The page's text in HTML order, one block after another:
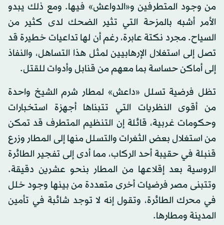
من وجود المتطرفين و«الدواعش» فيها. ومع ذلك يبدو
الأمر أشبه بالمزحة التي تثير الضحك لدى كثير من
السياح. مجرد نكتة عابرة، رغم أن لها تداعيات خطيرة قد
تصل إلى استغلال الإرهابيين لمثل هذا التساهل، والنفاذ
إلى أماكن حساسة بما معهم من قنابل وأدوات للقتل.
تظل فرضية تسلل «داعش» لمطار شرم الشيخ واحدة
من أقوى النظريات التي تتبناها أجهزة استخبارات
وحكومات غربية، قائلة إن التنظيم المتطرف قد تمكن
من استغلال بعض الثغرات والتسلل منها إلى المطار وزرع
قنبلة في حقيبة أحد الركاب، مما أدى إلى تفجير الطائرة
الروسية بعد إقلاعها من المطار بنحو عشرين دقيقة.
وتتبنى مصر فرضيات أخرى متعددة من بينها وجود خلل
في محرك الطائرة، وتقول إنه لا توجد شائبة في تأمين
المدينة ومطارها.